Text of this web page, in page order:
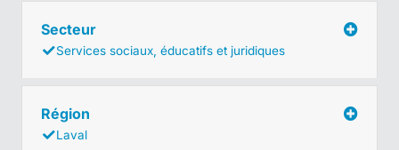
Secteur
Services sociaux, éducatifs et juridiques
Région
Laval